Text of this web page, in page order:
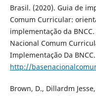
Brasil. (2020). Guia de
Comum Curricular:
implementação da
Nacional Comum
Implementação Da BNCC.
http://
Brown, D., Dillardm